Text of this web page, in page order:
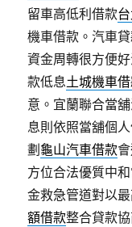
留車高低利借款
機車借款。汽車
資金周轉很方便
款低息土城機車
意。宜蘭聯合當
息則依照當舖個
劃 龜山汽車借款
方位合法優質中
金救急管道對以
額借款整合貸款